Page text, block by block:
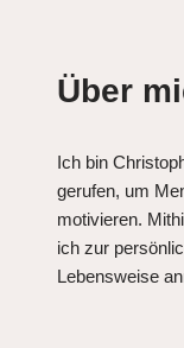
Über
Ich bin
gerufen, um
motivieren.
ich zur
Lebensweise